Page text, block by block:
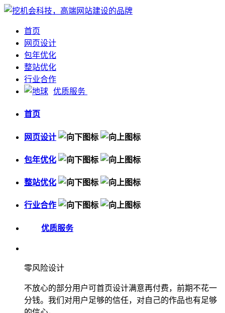
首页
网页设计
包年优化
整站优化
行业合作
优质服务
首页
网页设计
包年优化
整站优化
行业合作
优质服务
零风险设计
不放心的部分用户可首页设计满意再付费，前期不花一
分钱。我们对用户足够的信任，对自己的作品也有足够